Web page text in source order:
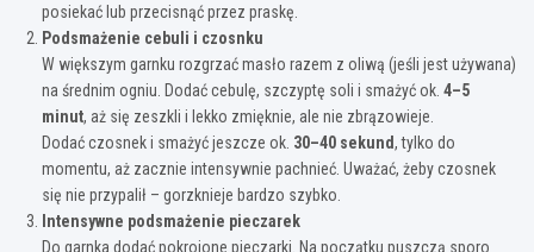
posiekać lub przecisnąć przez praskę.
Podsmażenie cebuli i czosnku
W większym garnku rozgrzać masło razem z oliwą (jeśli jest używana)
na średnim ogniu. Dodać cebulę, szczyptę soli i smażyć ok. 4–5
minut, aż się zeszkli i lekko zmięknie, ale nie zbrązowieje.
Dodać czosnek i smażyć jeszcze ok. 30–40 sekund, tylko do
momentu, aż zacznie intensywnie pachnieć. Uważać, żeby czosnek
się nie przypalił – gorzknieje bardzo szybko.
Intensywne podsmażenie pieczarek
Do garnka dodać pokrojone pieczarki. Na początku puszczą sporo